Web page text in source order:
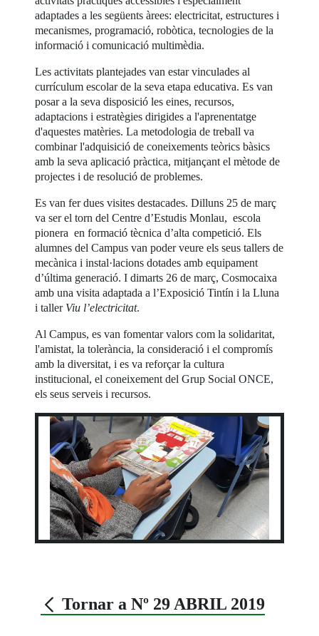
adaptades a les següents àrees: electricitat, estructures i
mecanismes, programació, robòtica, tecnologies de la
informació i comunicació multimèdia.
Les activitats plantejades van estar vinculades al
currículum escolar de la seva etapa educativa. Es van
posar a la seva disposició les eines, recursos,
adaptacions i estratègies dirigides a l'aprenentatge
d'aquestes matèries. La metodologia de treball va
combinar l'adquisició de coneixements teòrics bàsics
amb la seva aplicació pràctica, mitjançant el mètode de
projectes i de resolució de problemes.
Es van fer dues visites destacades. Dilluns 25 de març
va ser el torn del Centre d’Estudis Monlau, escola
pionera en formació tècnica d’alta competició. Els
alumnes del Campus van poder veure els seus tallers de
mecànica i instal·lacions dotades amb equipament
d’última generació. I dimarts 26 de març, Cosmocaixa
amb una visita adaptada a l’Exposició Tintín i la Lluna
i taller Viu l’electricitat.
Al Campus, es van fomentar valors com la solidaritat,
l'amistat, la tolerància, la consideració i el compromís
amb la diversitat, i es va reforçar la cultura
institucional, el coneixement del Grup Social ONCE,
els seus serveis i recursos.
Tornar a Nº 29 ABRIL 2019